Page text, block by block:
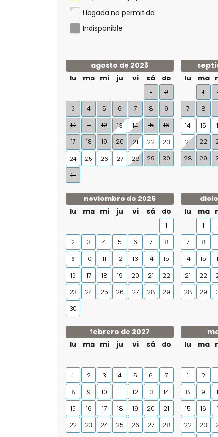
Llegada no permitida
Indisponible
agosto de 2026
lu
ma mi ju vi sá do
1
2
3
4 5 6 7 8
9
10
11 12 13 14 15
16
17
18 19 20 21 22
23
24
25 26 27 28 29
30
31
lu
ma
1
7
8
14
15
21
22
28
29
noviembre de 2026
lu
ma mi ju vi sá do
1
2
3 4 5 6 7
8
9
10 11 12 13 14
15
16
17 18 19 20 21
22
23
24 25 26 27 28
29
30
lu
ma
1
7
8
14
15
21
22
28
29
febrero de 2027
lu
ma mi ju vi sá do
1 2 3 4 5 6
7
8
9 10 11 12 13
14
15
16 17 18 19 20
21
22
23 24 25 26 27 28
lu
ma
1 2
8
9
15
16
22
23